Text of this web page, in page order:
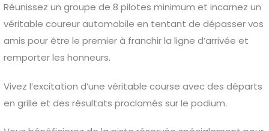
Réunissez un groupe de 8 pilotes minimum et incarnez un
véritable coureur automobile en tentant de dépasser vos
amis pour être le premier à franchir la ligne d’arrivée et
remporter les honneurs.
Vivez l’excitation d’une véritable course avec des départs
en grille et des résultats proclamés sur le podium.